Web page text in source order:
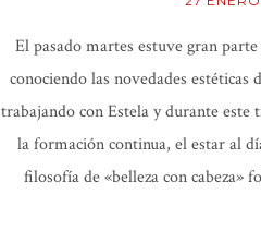
El pasado martes estuve gran
conociendo las novedades estéticas
trabajando con Estela y durante
la formación continua, el estar al
filosofía de «belleza con